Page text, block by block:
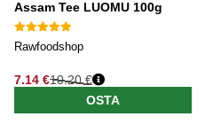
Assam Tee LUOMU 100g
Rawfoodshop
7.14 €
Normaali hinta
10.20 €
OSTA